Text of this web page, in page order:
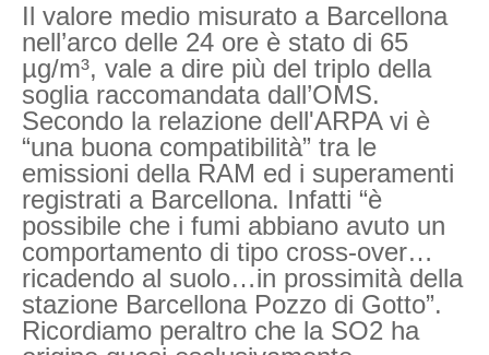
Il valore medio misurato a Barcellona
nell’arco delle 24 ore è stato di 65
µg/m³, vale a dire più del triplo della
soglia raccomandata dall’OMS.
Secondo la relazione dell'ARPA vi è
“una buona compatibilità” tra le
emissioni della RAM ed i superamenti
registrati a Barcellona. Infatti “è
possibile che i fumi abbiano avuto un
comportamento di tipo cross-over…
ricadendo al suolo…in prossimità della
stazione Barcellona Pozzo di Gotto”.
Ricordiamo peraltro che la SO2 ha